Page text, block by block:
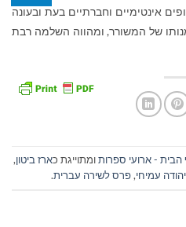
אינטימיים וחברתיים בעת ובעונה
של המשורר, ומהווה השלמה רבת
הבית - ארועי ספרותומתוייגת כארז ביטון,
עמיחי,פרס לשירה עברית.